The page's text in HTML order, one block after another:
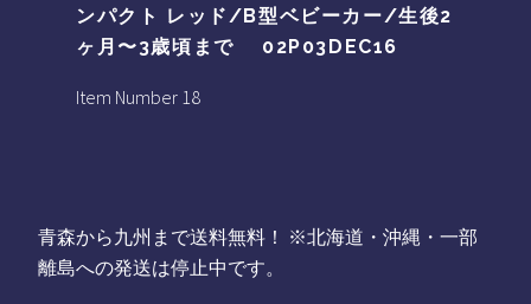
ンパクト レッド/B型ベビーカー/生後2
ヶ月〜3歳頃まで 02P03DEC16
Item Number 18
青森から九州まで送料無料！ ※北海道・沖縄・一部
離島への発送は停止中です。